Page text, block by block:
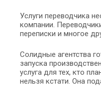
Услуги переводчика
компании.
переписки и многое
Солидные агентства
запуска
услуга для тех, кто
нельзя кстати. Она